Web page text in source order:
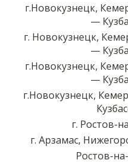
г.Новокузнецк,
—
г. Новокузнецк,
—
г.Новокузнецк,
—
г.Новокузнецк,
г. Ростов-
г. Арзамас,
Ростов-